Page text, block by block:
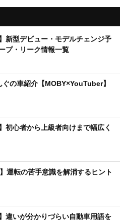
新型デビュー・モデルチェンジ予
プ・リーク情報一覧
の車紹介【MOBY×YouTuber】
初心者から上級者向けまで幅広く
運転の苦手意識を解消するヒント
違いが分かりづらい自動車用語を